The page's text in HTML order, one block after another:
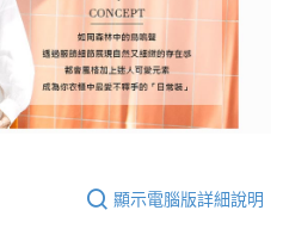
顯示電腦版詳細說明